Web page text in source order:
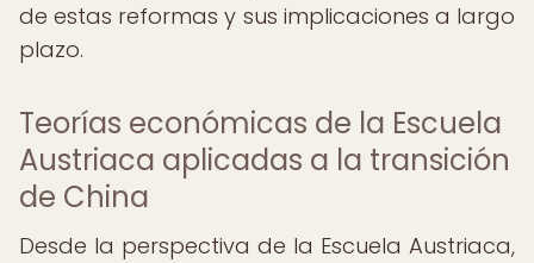
de estas reformas y sus implicaciones a largo
plazo.
Teorías económicas de la Escuela
Austriaca aplicadas a la transición
de China
Desde la perspectiva de la Escuela Austriaca,